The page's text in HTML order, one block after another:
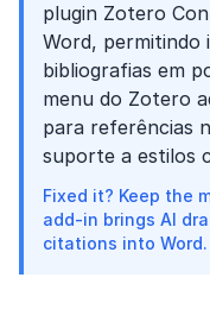
plugin Zotero
Word, permitindo
bibliografias em
menu do Zotero
para referências
suporte a estilos
Fixed it? Keep the
add-in brings AI
citations into